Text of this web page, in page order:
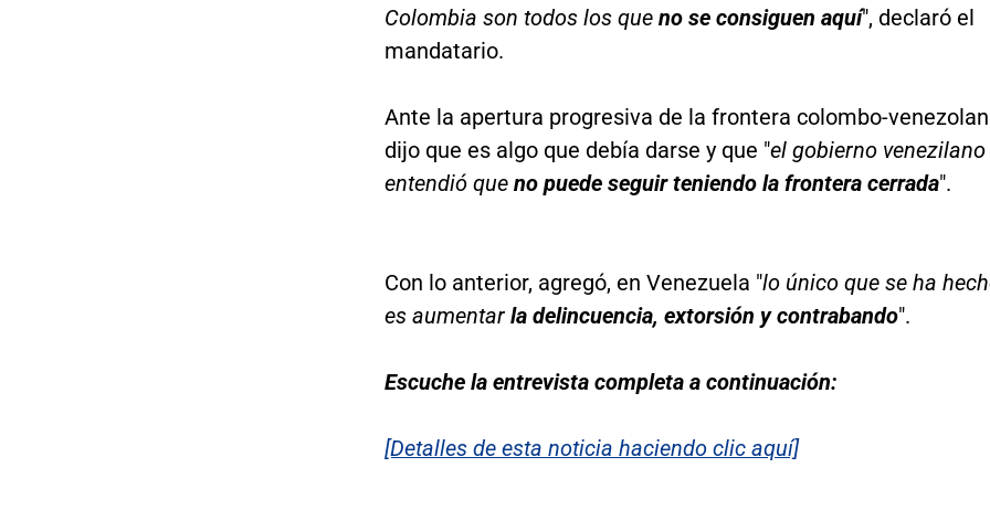
Colombia son todos los que no se consiguen aquí", declaró el
mandatario.
Ante la apertura progresiva de la frontera colombo-
dijo que es algo que debía darse y que "el gobierno venezilano
entendió que no puede seguir teniendo la frontera cerrada".
Con lo anterior, agregó, en Venezuela "lo único que se ha
es aumentar la delincuencia, extorsión y contrabando".
Escuche la entrevista completa a continuación:
[Detalles de esta noticia haciendo clic aquí]